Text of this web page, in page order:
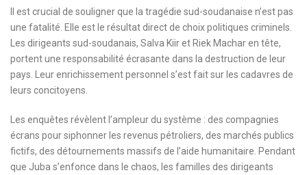
Il est crucial de souligner que la tragédie sud-soudanaise n’est pas
une fatalité. Elle est le résultat direct de choix politiques criminels.
Les dirigeants sud-soudanais, Salva Kiir et Riek Machar en tête,
portent une responsabilité écrasante dans la destruction de leur
pays. Leur enrichissement personnel s’est fait sur les cadavres de
leurs concitoyens.
Les enquêtes révèlent l’ampleur du système : des compagnies
écrans pour siphonner les revenus pétroliers, des marchés publics
fictifs, des détournements massifs de l’aide humanitaire. Pendant
que Juba s’enfonce dans le chaos, les familles des dirigeants